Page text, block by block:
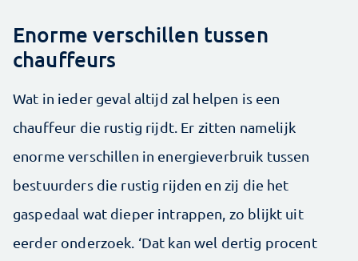
Enorme verschillen tussen
chauffeurs
Wat in ieder geval altijd zal helpen is een
chauffeur die rustig rijdt. Er zitten namelijk
enorme verschillen in energieverbruik tussen
bestuurders die rustig rijden en zij die het
gaspedaal wat dieper intrappen, zo blijkt uit
eerder onderzoek. ‘Dat kan wel dertig procent